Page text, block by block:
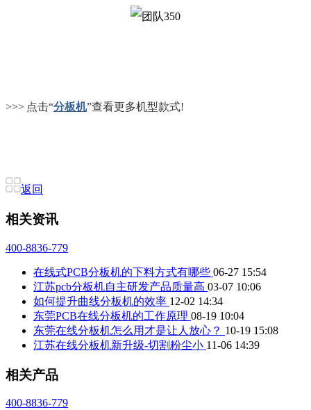
>>> 点击“分板机”查看更多机型款式!
返回
相关资讯
400-8836-779
在线式PCB分板机的下料方式有哪些 06-27 15:54
江苏pcb分板机自主研发产品质量高 03-07 10:06
如何提升曲线分板机的效率 12-02 14:34
东莞PCB在线分板机的工作原理 08-19 10:04
东莞在线分板机怎么用才是让人放心？ 10-19 15:08
江苏在线分板机新升级-切割粉尘小 11-06 14:39
相关产品
400-8836-779